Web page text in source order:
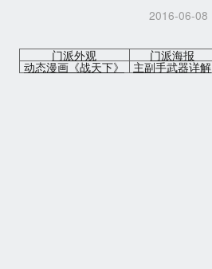
2016-06-08
门派外观 门派海报
动态漫画《战天下》 主副手武器详解